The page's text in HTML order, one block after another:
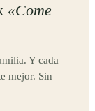
«Come
Y cada
mejor. Sin